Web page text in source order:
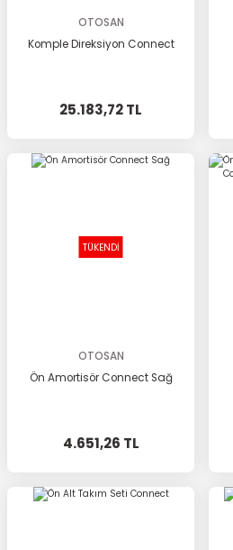
OTOSAN
Komple Direksiyon Connect
25.183,72 TL
TÜKENDİ
OTOSAN
Ön Amortisör Connect Sağ
4.651,26 TL